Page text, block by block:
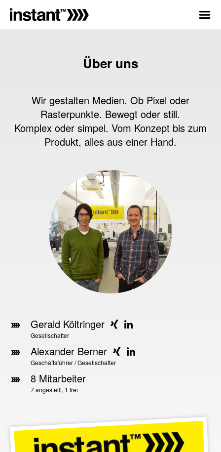
Über uns
Wir gestalten Medien. Ob Pixel oder
Rasterpunkte. Bewegt oder still.
Komplex oder simpel. Vom Konzept bis zum
Produkt, alles aus einer Hand.
Gerald Költringer
Gesellschafter
Alexander Berner
Geschäftsführer / Gesellschafter
8 Mitarbeiter
7 angestellt, 1 frei